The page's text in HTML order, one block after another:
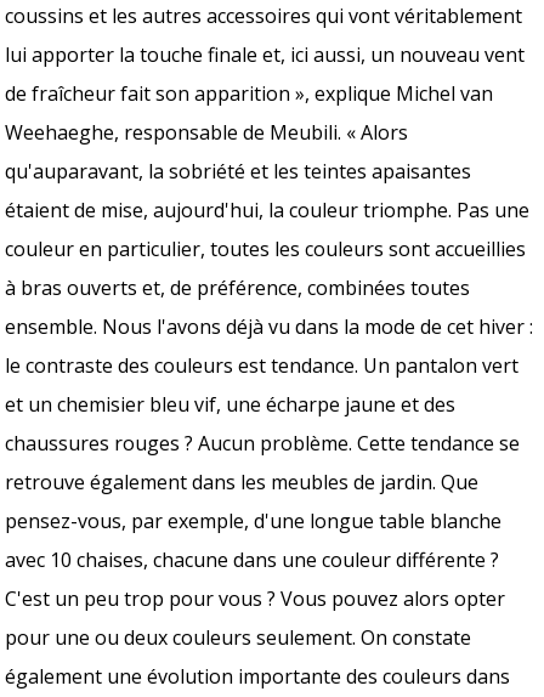
coussins et les autres accessoires qui vont véritablement
lui apporter la touche finale et, ici aussi, un nouveau vent
de fraîcheur fait son apparition », explique Michel van
Weehaeghe, responsable de Meubili. « Alors
qu'auparavant, la sobriété et les teintes apaisantes
étaient de mise, aujourd'hui, la couleur triomphe. Pas une
couleur en particulier, toutes les couleurs sont accueillies
à bras ouverts et, de préférence, combinées toutes
ensemble. Nous l'avons déjà vu dans la mode de cet hiver :
le contraste des couleurs est tendance. Un pantalon vert
et un chemisier bleu vif, une écharpe jaune et des
chaussures rouges ? Aucun problème. Cette tendance se
retrouve également dans les meubles de jardin. Que
pensez-vous, par exemple, d'une longue table blanche
avec 10 chaises, chacune dans une couleur différente ?
C'est un peu trop pour vous ? Vous pouvez alors opter
pour une ou deux couleurs seulement. On constate
également une évolution importante des couleurs dans